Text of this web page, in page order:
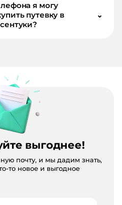
я могу
путевку в
⌄
выгоднее!
почту, и мы дадим знать,
то новое и выгодное